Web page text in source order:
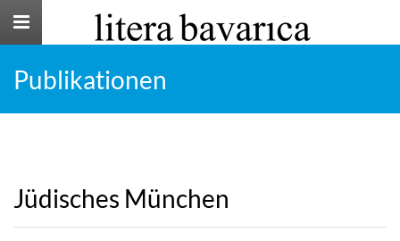
Toggle
Publikationen
Jüdisches München